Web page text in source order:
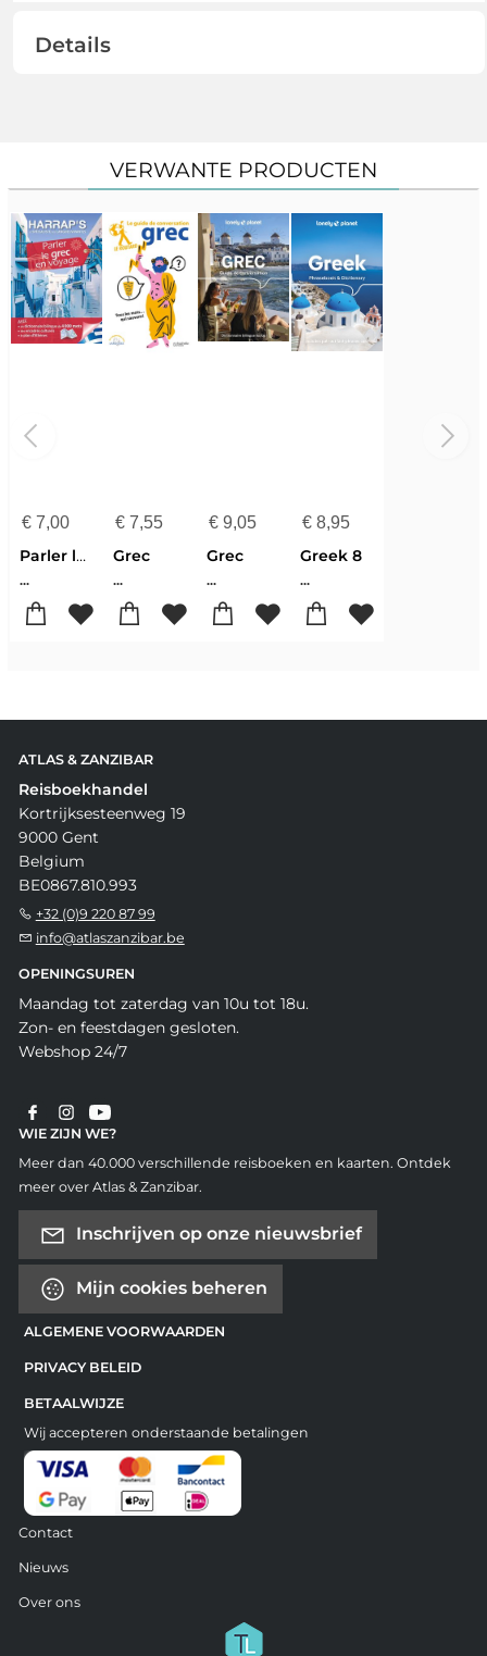
Details
VERWANTE PRODUCTEN
€7,00
Parler le grec en voyage
...
€7,55
Grec
...
€ 9,05
Grec
...
€ 8,95
Greek 8
...
ATLAS & ZANZIBAR
Reisboekhandel
Kortrijksesteenweg 19
9000 Gent
Belgium
BE0867.810.993
+32 (0)9 220 87 99
info@atlaszanzibar.be
OPENINGSUREN
Maandag tot zaterdag van 10u tot 18u.
Zon- en feestdagen gesloten.
Webshop 24/7
WIE ZIJN WE?
Meer dan 40.000 verschillende reisboeken en kaarten. Ontdek
meer over Atlas & Zanzibar.
Inschrijven op onze nieuwsbrief
Mijn cookies beheren
ALGEMENE VOORWAARDEN
PRIVACY BELEID
BETAALWIJZE
Wij accepteren onderstaande betalingen
Contact
Nieuws
Over ons